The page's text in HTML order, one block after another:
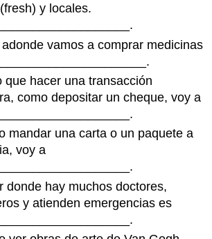
y locales.
vamos a comprar medicinas
que hacer una transacción
como depositar un cheque, voy a
mandar una carta o un paquete a
voy a
donde hay muchos doctores,
y atienden emergencias es